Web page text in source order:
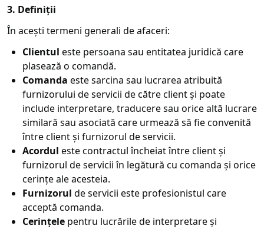
3. Definiții
În acești termeni generali de afaceri:
Clientul este persoana sau entitatea juridică care
plasează o comandă.
Comanda este sarcina sau lucrarea atribuită
furnizorului de servicii de către client și poate
include interpretare, traducere sau orice altă lucrare
similară sau asociată care urmează să fie convenită
între client și furnizorul de servicii.
Acordul este contractul încheiat între client și
furnizorul de servicii în legătură cu comanda și orice
cerințe ale acesteia.
Furnizorul de servicii este profesionistul care
acceptă comanda.
Cerințele pentru lucrările de interpretare și